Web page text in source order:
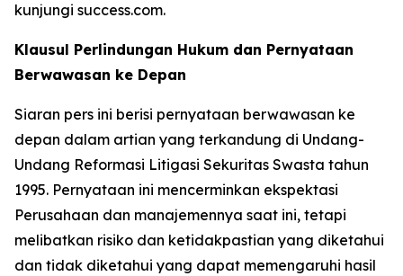
kunjungi success.com.
Klausul Perlindungan Hukum dan Pernyataan
Berwawasan ke Depan
Siaran pers ini berisi pernyataan berwawasan ke
depan dalam artian yang terkandung di Undang-
Undang Reformasi Litigasi Sekuritas Swasta tahun
1995. Pernyataan ini mencerminkan ekspektasi
Perusahaan dan manajemennya saat ini, tetapi
melibatkan risiko dan ketidakpastian yang diketahui
dan tidak diketahui yang dapat memengaruhi hasil